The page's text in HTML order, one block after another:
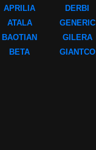
APRILIA
ATALA
BAOTIAN
BETA
DERBI
GENERIC
GILERA
GIANTCO